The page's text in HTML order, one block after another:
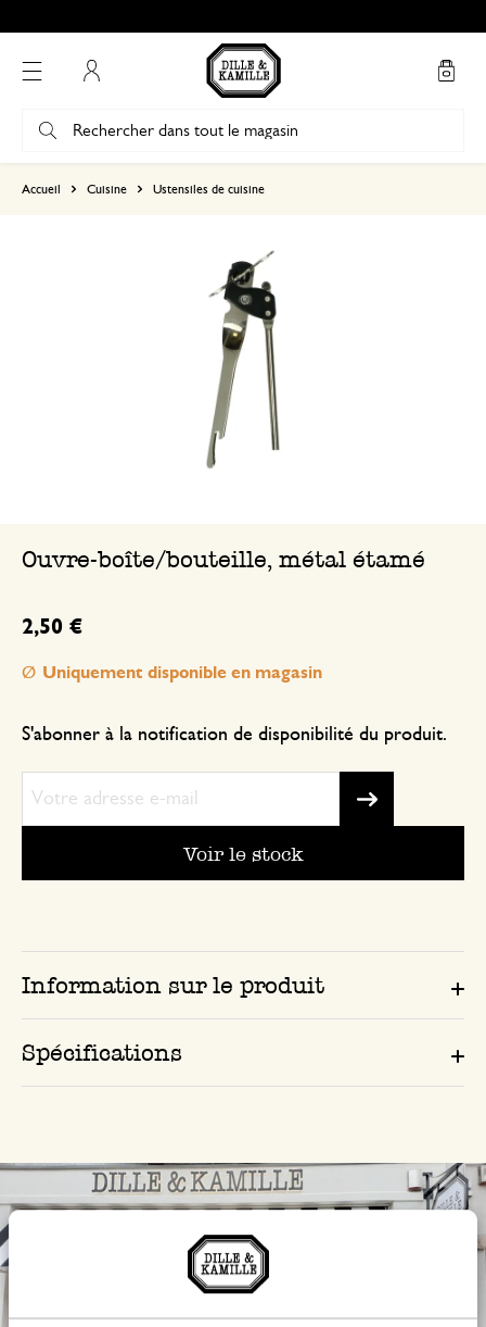
Accueil Cuisine Ustensiles de cuisine
Ouvre-boîte/bouteille, métal étamé
2,50 €
S'abonner à la notification de disponibilité du produit.
Voir le stock
Uniquement disponible en magasin
Information sur le produit
Spécifications